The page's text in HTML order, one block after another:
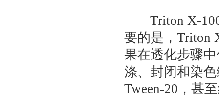
Triton X-100
要的是，Triton
果在透化步骤
涤、封闭和染
Tween-20，甚